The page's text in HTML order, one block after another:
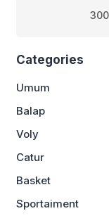
Categories
Umum
Balap
Voly
Catur
Basket
Sportaiment